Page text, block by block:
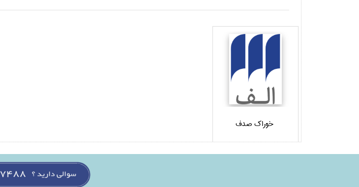
خوراك صدف